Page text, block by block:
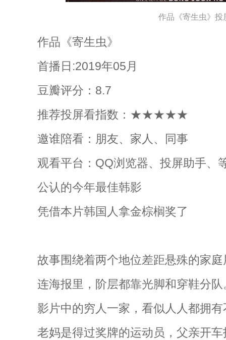
作品《寄生虫》投
作品《寄生虫》
首播日:2019年05月
豆瓣评分：8.7
推荐投屏看指数：★★★★★
邀谁陪看：朋友、家人、同事
观看平台：QQ浏览器、投屏助手、
公认的今年最佳韩影
凭借本片韩国人拿金棕榈奖了
故事围绕着两个地位差距悬殊的家庭
连海报里，阶层都靠光脚和穿鞋分队
影片中的穷人一家，看似人人都拥
老妈是得过奖牌的运动员，父亲开